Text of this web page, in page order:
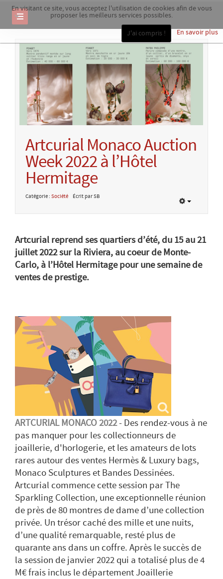
En visitant ce site, vous acceptez l'utilisation de cookies afin de vous
proposer les meilleurs services possibles.
En savoir plus
J'ai compris !
Artcurial Monaco Auction
Week 2022 à l’Hôtel
Hermitage
Catégorie : Société Écrit par SB
Artcurial reprend ses quartiers d’été, du 15 au 21
juillet 2022 sur la Riviera, au coeur de Monte-
Carlo, à l’Hôtel Hermitage pour une semaine de
ventes de prestige.
ARTCURIAL MONACO 2022- Des rendez-vous à ne
pas manquer pour les collectionneurs de
joaillerie, d'horlogerie, et les amateurs de lots
rares autour des ventes Hermès & Luxury bags,
Monaco Sculptures et Bandes Dessinées.
Artcurial commence cette session par The
Sparkling Collection, une exceptionnelle réunion
de près de 80 montres de dame d’une collection
privée. Un trésor caché des mille et une nuits,
d’une qualité remarquable, resté plus de
quarante ans dans un coffre. Après le succès de
la session de janvier 2022 qui a totalisé plus de 4
M€ frais inclus le département Joaillerie